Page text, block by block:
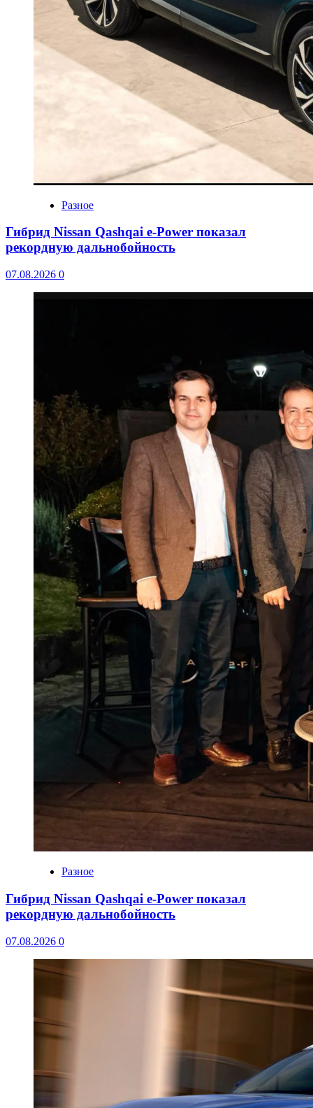
Разное
Гибрид Nissan Qashqai e-Power показал
рекордную дальнобойность
07.08.2026 0
Разное
Гибрид Nissan Qashqai e-Power показал
рекордную дальнобойность
07.08.2026 0